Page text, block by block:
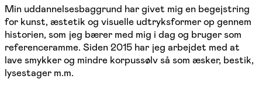
Min uddannelsesbaggrund har givet mig en begejstring
for kunst, æstetik og visuelle udtryksformer op gennem
historien, som jeg bærer med mig i dag og bruger som
referenceramme. Siden 2015 har jeg arbejdet med at
lave smykker og mindre korpussølv så som æsker, bestik,
lysestager m.m.